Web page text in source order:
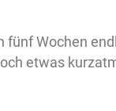
Wochen
etwas